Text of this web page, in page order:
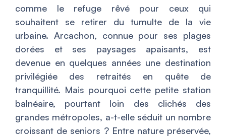
comme le refuge rêvé pour ceux qui
souhaitent se retirer du tumulte de la vie
urbaine. Arcachon, connue pour ses plages
dorées et ses paysages apaisants, est
devenue en quelques années une destination
privilégiée des retraités en quête de
tranquillité. Mais pourquoi cette petite station
balnéaire, pourtant loin des clichés des
grandes métropoles, a-t-elle séduit un nombre
croissant de seniors ? Entre nature préservée,